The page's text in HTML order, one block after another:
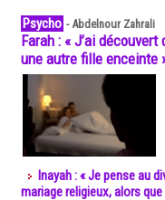
Psycho -Abdelnour Zahrali
Farah : « J’ai
une autre fille enceinte
Inayah : « Je pense au
mariage religieux, alors